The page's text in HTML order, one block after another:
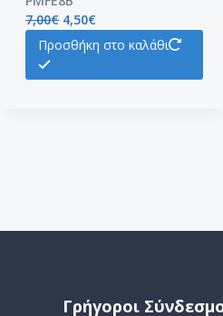
7,00€ 4,50€
Προσθήκη στο καλάθι
Γρήγοροι